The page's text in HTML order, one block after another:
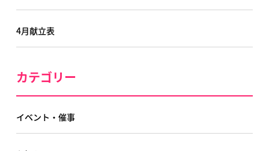
4月献立表
カテゴリー
イベント・催事